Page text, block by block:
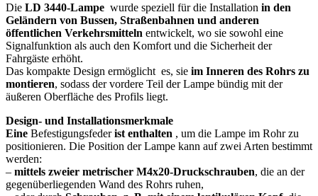
Die LD 3440-Lampe wurde speziell für die Installation in den
Geländern von Bussen, Straßenbahnen und anderen
öffentlichen Verkehrsmitteln entwickelt, wo sie sowohl eine
Signalfunktion als auch den Komfort und die Sicherheit der
Fahrgäste erhöht.
Das kompakte Design ermöglicht es, sie im Inneren des Rohrs zu
montieren, sodass der vordere Teil der Lampe bündig mit der
äußeren Oberfläche des Profils liegt.
Design- und Installationsmerkmale
Eine Befestigungsfederist enthalten , um die Lampe im Rohr zu
positionieren. Die Position der Lampe kann auf zwei Arten bestimmt
werden:
– mittels zweier metrischer M4x20-Druckschrauben, die an der
gegenüberliegenden Wand des Rohrs ruhen,